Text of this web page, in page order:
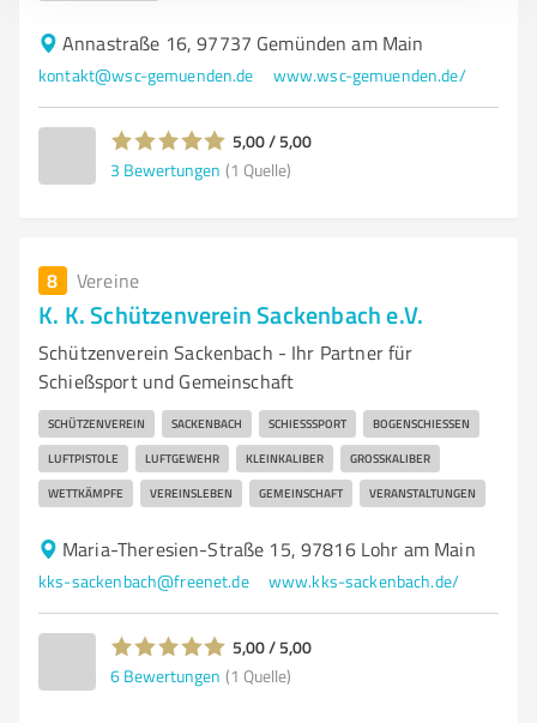
Annastraße 16, 97737 Gemünden am Main
kontakt@wsc-gemuenden.de www.wsc-gemuenden.de/
5,00 / 5,00
3 Bewertungen (1 Quelle)
8 Vereine
K. K. Schützenverein Sackenbach e.V.
Schützenverein Sackenbach - Ihr Partner für
Schießsport und Gemeinschaft
SCHÜTZENVEREIN SACKENBACH SCHIESSSPORT BOGENSCHIESSEN
LUFTPISTOLE LUFTGEWEHR KLEINKALIBER GROSSKALIBER
WETTKÄMPFE VEREINSLEBEN GEMEINSCHAFT VERANSTALTUNGEN
Maria-Theresien-Straße 15, 97816 Lohr am Main
kks-sackenbach@freenet.de www.kks-sackenbach.de/
5,00 / 5,00
6 Bewertungen (1 Quelle)